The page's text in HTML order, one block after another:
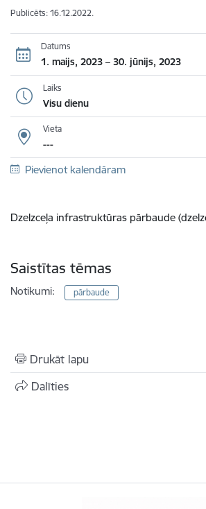
Publicēts: 16.12.2022.
Datums
1. maijs, 2023 – 30. jūnijs, 2023
Laiks
Visu dienu
Vieta
---
Pievienot kalendāram
Dzelzceļa infrastruktūras pārbaude
Saistītas tēmas
Notikumi: pārbaude
Drukāt lapu
Dalīties